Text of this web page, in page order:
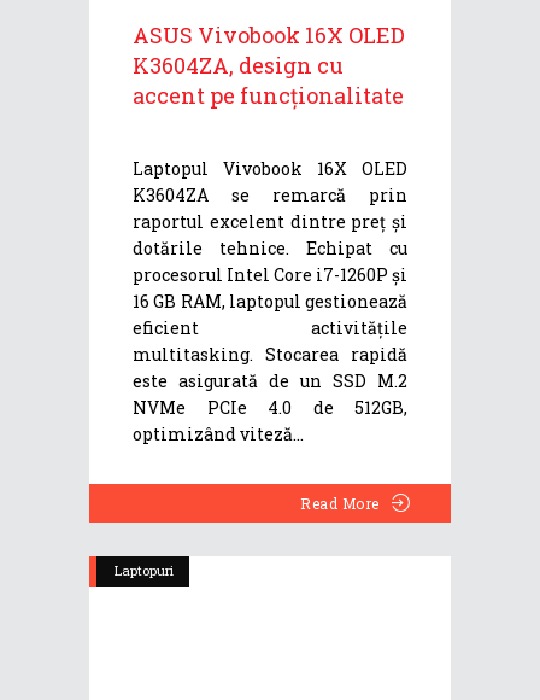
ASUS Vivobook 16X OLED
K3604ZA, design cu
accent pe funcționalitate
Laptopul Vivobook 16X OLED
K3604ZA se remarcă prin
raportul excelent dintre preț și
dotările tehnice. Echipat cu
procesorul Intel Core i7-1260P și
16 GB RAM, laptopul gestionează
eficient activitățile
multitasking. Stocarea rapidă
este asigurată de un SSD M.2
NVMe PCIe 4.0 de 512GB,
optimizând viteză
Read More
Laptopuri